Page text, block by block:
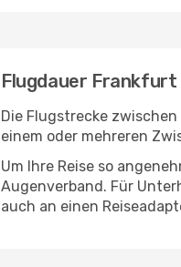
Flugdauer Frankfurt
Die Flugstrecke
einem oder mehreren
Um Ihre Reise so
Augenverband. Für
auch an einen